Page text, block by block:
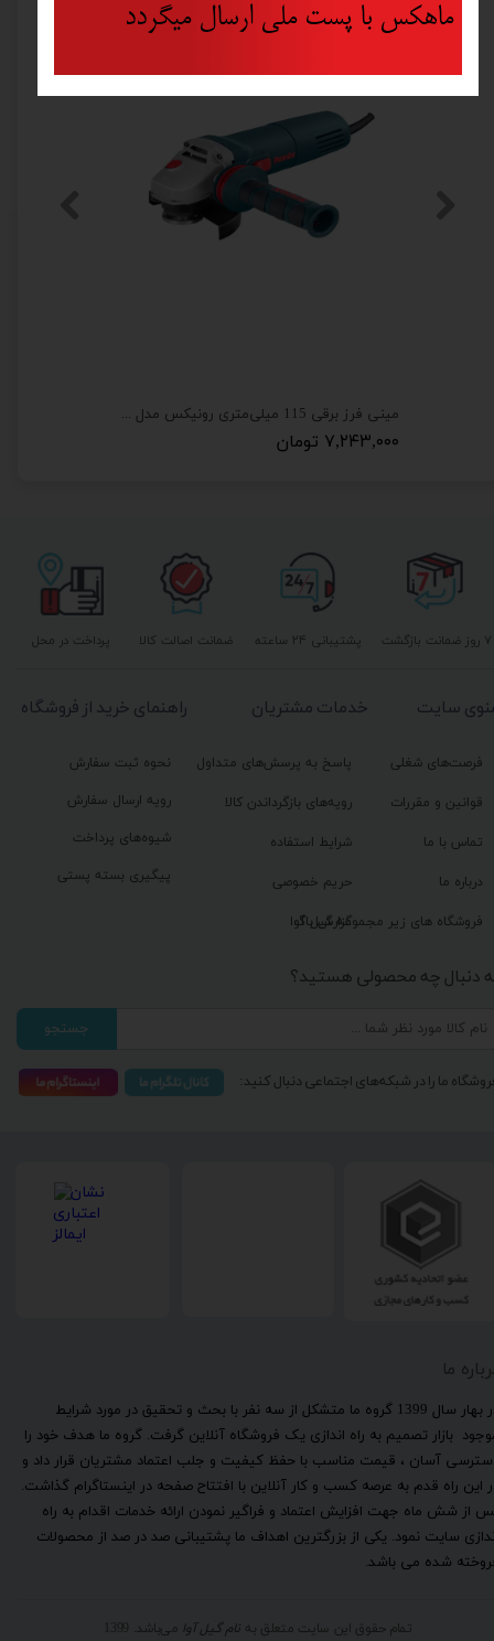
مینی فرز برقی 115 میلی‌متری رونیکس مدل 3110
۷,۲۴۳,۰۰۰ تومان
ما
​در بهار سال 1399 گروه ما متشکل از سه نفر با بحث و تحقیق در مورد شرایط
بازار تصمیم به راه اندازی یک فروشگاه آنلاین گرفت. گروه ما هدف خود را
آسان ، قیمت مناسب با حفظ کیفیت و جلب اعتماد مشتریان قرار داد و
این راه قدم به عرصه کسب و کار آنلاین با افتتاح صفحه در اینستاگرام گذاشت.
از شش ماه جهت افزایش اعتماد و فراگیر نمودن ارائه خدمات اقدام به راه
سایت نمود. یکی از بزرگترین اهداف ما پشتیبانی صد در صد از محصولات
شده می باشد.
تمام حقوق این سایت متعلق به نام گیل آوا می‌باشد. 1399
پشتیبانی ۲۴ ساعته پرداخت در محل ۷ روز ضمانت بازگشت ضمانت اصالت کالا
راهنمای خرید از فروشگاه
نحوه ثبت سفارش
رویه ارسال سفارش
شیوه‌های پرداخت
پیگیری بسته پستی
خدمات مشتریان
پاسخ به پرسش‌های متداول
رویه‌های بازگرداندن کالا
شرایط استفاده
حریم خصوصی
گزارش باگ
سایت
فرصت‌های شغلی
قوانین و مقررات
تماس با ما
درباره ما
فروشگاه های زیر مجموعه گیل آوا
دنبال چه محصولی هستید؟
جستجو
ما را در شبکه‌های اجتماعی دنبال کنید:
ماهکس با پست ملی ارسال میگردد